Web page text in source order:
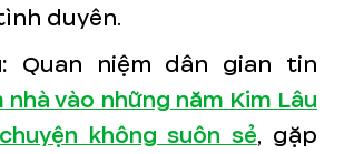
duyên.
Quan niệm dân gian tin
nhà vào những năm Kim Lâu
không suôn sẻ, gặp